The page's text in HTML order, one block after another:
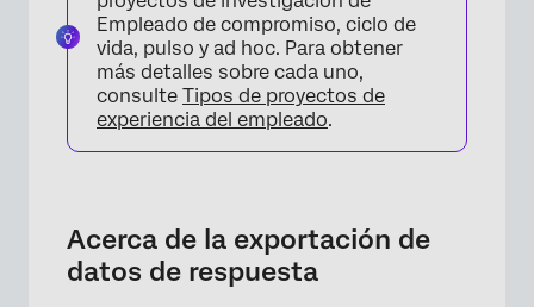
Empleado de compromiso, ciclo de
vida, pulso y ad hoc. Para obtener
más detalles sobre cada uno,
consulte Tipos de proyectos de
experiencia del empleado.
Acerca de la exportación de
datos de respuesta